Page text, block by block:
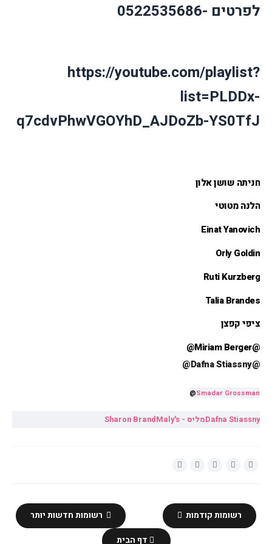
לפרטים -0522535686
https://youtube.com/playlist?
list=PLDDx-
q7cdvPhwVGOYhD_AJDoZb-YS0TfJ
חניתה שושן אלון
הלנה מטוטי
Einat Yanovich
Orly Goldin
Ruti Kurzberg
Talia Brandes
ציפי קפצן
@Miriam Berger@
@Dafna Stiassny@
@Smadar Grossman
Sharon Brand Maly's - מליסDafna Stiassny
רשומות חדשות יותר רשומות קודמות
דף הבית